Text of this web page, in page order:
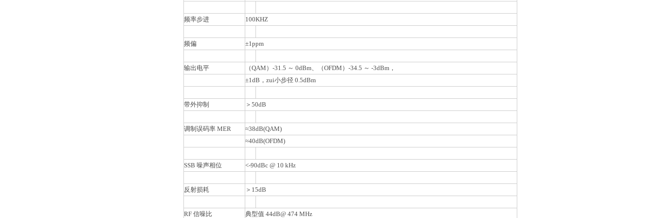
频率步进 100KHZ
频偏 ±1ppm
输出电平
（QAM）-31.5 ～ 0dBm、（OFDM）-34.5 ～ -3dBm，
±1dB，zui小步径 0.5dBm
带外抑制 ＞50dB
调制误码率 MER
≈38dB(QAM)
≈40dB(OFDM)
SSB 噪声相位 <-90dBc @ 10 kHz
反射损耗 ＞15dB
RF 信噪比 典型值 44dB@ 474 MHz